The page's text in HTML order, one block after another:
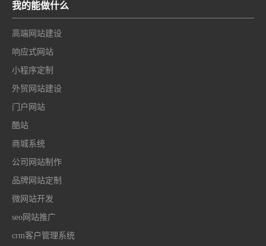
我的能做什么
高端网站建设
响应式网站
小程序定制
外贸网站建设
门户网站
酷站
商城系统
公司网站制作
品牌网站定制
微网站开发
seo网站推广
crm客户管理系统